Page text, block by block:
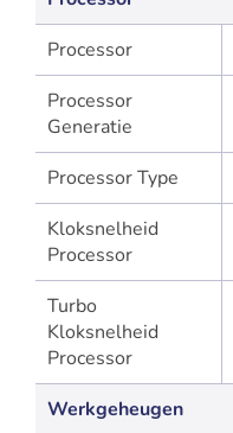
Processor
Processor
Generatie
Processor Type
Kloksnelheid
Processor
Turbo
Kloksnelheid
Processor
Werkgeheugen